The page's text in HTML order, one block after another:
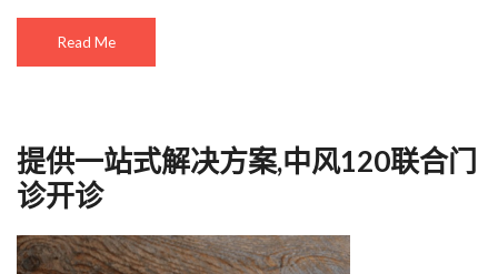
Read Me
提供一站式解决方案,中风120联合门
诊开诊